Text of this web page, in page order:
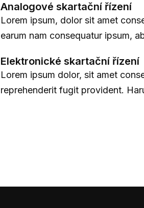
Analogové skartační řízení
Lorem ipsum, dolor sit amet
earum nam consequatur ipsum,
Elektronické skartační řízení
Lorem ipsum dolor, sit amet
reprehenderit fugit provident.